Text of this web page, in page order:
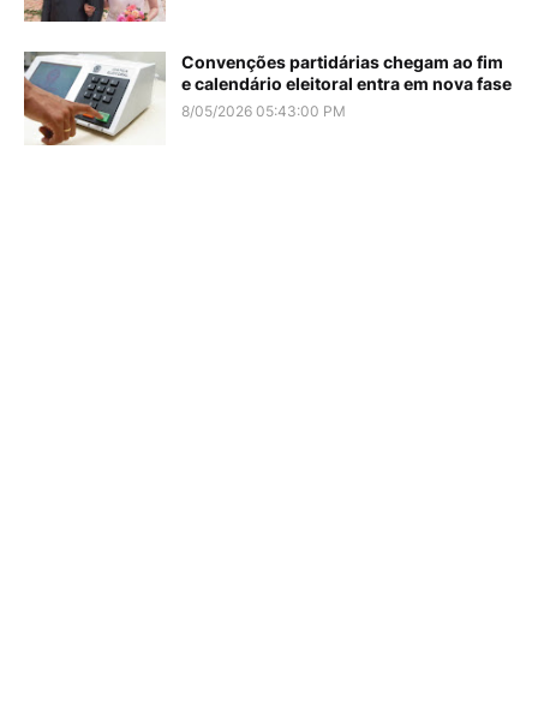
Convenções partidárias chegam ao fim
e calendário eleitoral entra em nova fase
8/05/2026 05:43:00 PM